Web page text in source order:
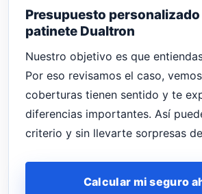
Presupuesto personalizado
patinete Dualtron
Nuestro objetivo es que
Por eso revisamos el caso,
coberturas tienen sentido y te
diferencias importantes. Así
criterio y sin llevarte sorpresas
Calcular mi seguro